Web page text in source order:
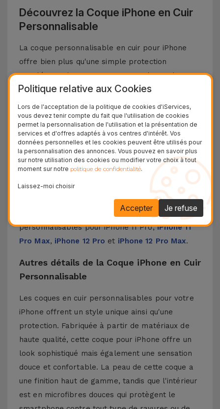
Découvrez la Coque iPhone en Cuir
Personnalisable
La coque personnalisable en cuir pour iPhone
offre bien plus qu'une simple protection
supplémentaire pour votre smartphone. Ils
offrent une touche de style unique à votre
téléphone portable, et laissent exprimer votre
personnalité, grâce à leurs cinq couleurs
élégantes et la possibilité d'incorporer un mot
jusqu'à 6 caractères. Vous pouvez également
choisir la couleur des lettres : or, argent ou sans
couleur. Si vous préférez, vous pouvez
simplement laisser vos initiales, donnant ainsi
une touche moderne à votre iPhone.
Découvrez chez iServices nos coques
personnalisables pouriPhone 11 Pro,iPhone 11
Pro Max, iPhone 12 Pro et iPhone 12 Pro Max.
Autres détails de la Coque iPhone en Cuir
Personnalisable
Les coques en cuir personnalisables pour votre
iPhone offrent un style unique ainsi qu'une
protection. Fabriquée à partir de matériaux de
haute qualité, cette coque pour iPhone offre un
look sophistiqué mais également une sensation
douce et confortable. La peau de cette coque a
une finition haut de gamme, tandis que l'intérieur
est en microfibres douces qui protègent le
Politique relative aux Cookies
Lors de l'acceptation de la politique de cookies d'iServices,
vous devez tenir compte du fait que l'utilisation de cookies
permet la personnalisation de l'utilisation et la présentation de
services et d'offres adaptés à vos centres d'intérêt. Vos
données personnelles et les cookies peuvent être utilisés pour
la personnalisation des annonces. Vous pouvez en savoir plus
sur notre utilisation des cookies ou modifier votre choix à tout
moment sur notre politique de confidentialité.
Laissez-moi choisir
Je refuse
Accepter